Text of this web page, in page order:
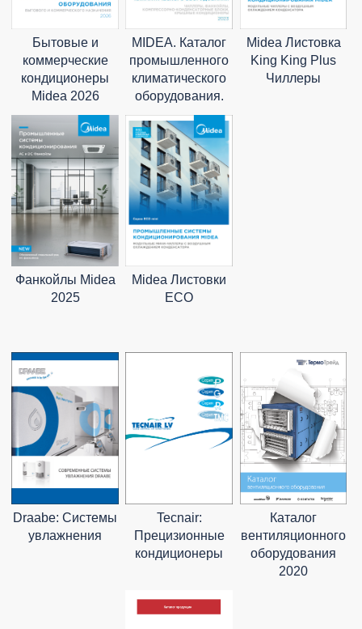
Бытовые и
коммерческие
кондиционеры
Midea 2026
MIDEA. Каталог
промышленного
климатического
оборудования.
Midea Листовка
King King Plus
Чиллеры
Фанкойлы Midea
2025
Midea Листовки
ECO
Draabe: Системы
увлажнения
Tecnair:
Прецизионные
кондиционеры
Каталог
вентиляционного
оборудования
2020